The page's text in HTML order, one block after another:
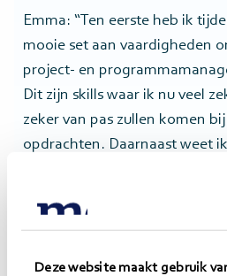
Deze website maakt gebruik
Emma: “Ten eerste heb ik
mooie set aan vaardigheden
project- en
Dit zijn skills waar ik nu veel
zeker van pas zullen komen
opdrachten. Daarnaast weet